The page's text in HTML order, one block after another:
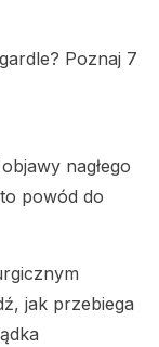
Poznaj 7
nagłego
powód do
jak przebiega